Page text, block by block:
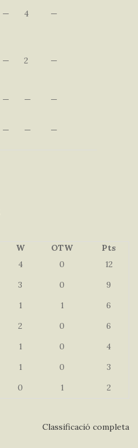
— 4 —
— 2 —
— — —
— — —
W OTW
Pts
4 0
12
3 0
9
1 1
6
2 0
6
1 0
4
1 0
3
0 1 2
Classificació completa